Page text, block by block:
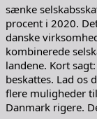
sænke
procent i 2020.
danske
kombinerede
landene. Kort
beskattes. Lad os
flere muligheder
Danmark rigere.